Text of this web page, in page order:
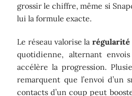
grossir le chiffre, même si
lui la formule exacte.
Le réseau valorise la régularité
quotidienne, alternant
accélère la progression.
remarquent que l’envoi d’un
contacts d’un coup peut